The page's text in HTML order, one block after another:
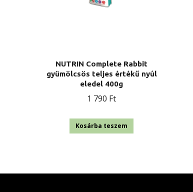
NUTRIN Complete Rabbit
gyümölcsös teljes értékű nyúl
eledel 400g
1 790 Ft
Kosárba teszem